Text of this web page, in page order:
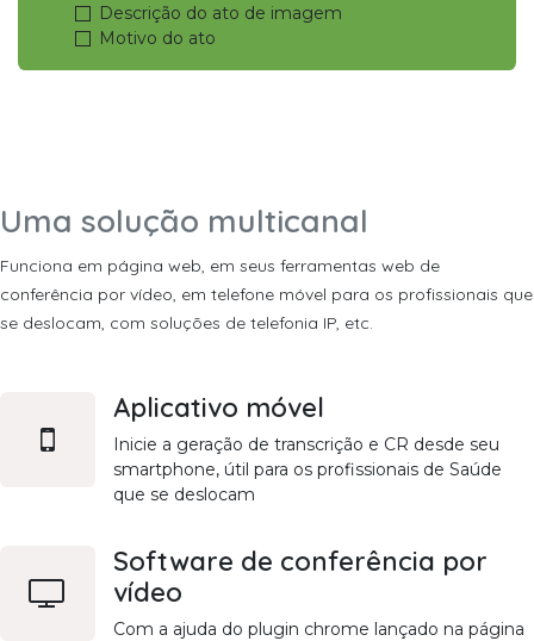
Descrição do ato de imagem
Motivo do ato
Uma solução multicanal
Funciona em página web, em seus ferramentas web de
conferência por vídeo, em telefone móvel para os profissionais que
se deslocam, com soluções de telefonia IP, etc.
Aplicativo móvel
Inicie a geração de transcrição e CR desde seu
smartphone, útil para os profissionais de Saúde
que se deslocam
Software de conferência por
vídeo
Com a ajuda do plugin chrome lançado na página